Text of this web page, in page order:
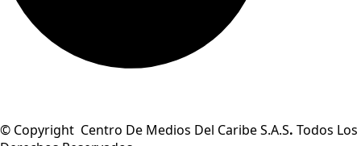
© Copyright Centro De Medios Del Caribe S.A.S. Todos Los